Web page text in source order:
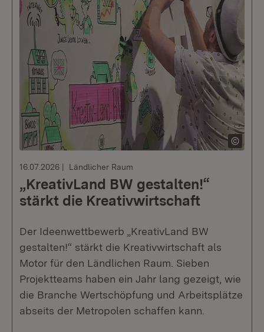
16.07.2026 Ländlicher Raum
„KreativLand BW gestalten!“
stärkt die Kreativwirtschaft
Der Ideenwettbewerb „KreativLand BW
gestalten!“ stärkt die Kreativwirtschaft als
Motor für den Ländlichen Raum. Sieben
Projektteams haben ein Jahr lang gezeigt, wie
die Branche Wertschöpfung und Arbeitsplätze
abseits der Metropolen schaffen kann.